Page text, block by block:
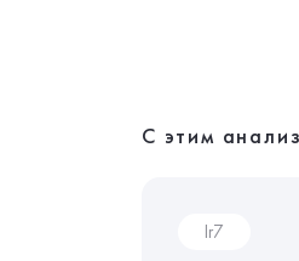
С этим
Ir7